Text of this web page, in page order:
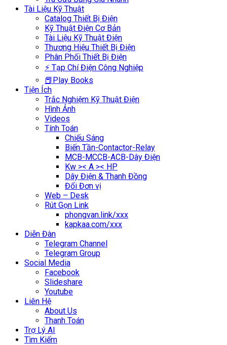
Tài Liệu Kỹ Thuật
Catalog Thiết Bị Điện
Kỹ Thuật Điện Cơ Bản
Tài Liệu Kỹ Thuật Điện
Thương Hiệu Thiết Bị Điện
Phân Phối Thiết Bị Điện
⚡ Tạp Chí Điện Công Nghiệp
📕Play Books
Tiện Ích
Trắc Nghiệm Kỹ Thuật Điện
Hình Ảnh
Videos
Tính Toán
Chiếu Sáng
Biến Tần-Contactor-Relay
MCB-MCCB-ACB-Dây Điện
Kw >< A >< HP
Dây Điện & Thanh Đồng
Đổi Đơn vị
Web – Desk
Rút Gọn Link
phongvan.link/xxx
kapkaa.com/xxx
Diễn Đàn
Telegram Channel
Telegram Group
Social Media
Facebook
Slideshare
Youtube
Liên Hệ
About Us
Thanh Toán
Trợ Lý AI
Tìm Kiếm